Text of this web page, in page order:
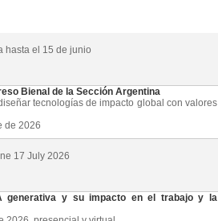
hasta el 15 de junio
Bienal de la Sección Argentina
tecnologías de impacto global con valores
de 2026
17 July 2026
generativa y su impacto en el trabajo y la